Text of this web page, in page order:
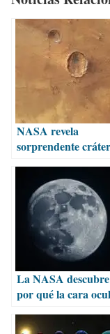
NASA revela
sorprendente cráter
La NASA descubre
por qué la cara
rígida